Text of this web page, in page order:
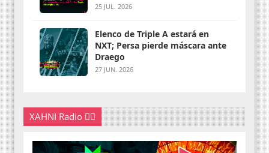
25 JUL. 2026
Elenco de Triple A estará en
NXT; Persa pierde máscara ante
Draego
27 JUN. 2026
XAHNI Radio 👇🏽